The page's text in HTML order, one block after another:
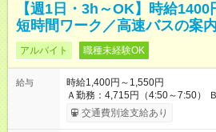
【週1日・3h～OK】時給
短時間ワーク／高速バスの案
アルバイト 職種未経験OK
給与
時給1,400円～1,550円
Ａ勤務：4,715円（4:50～7:50）
8:15） Ｃ勤務：4,200円（7:50～10:50） ◆交通費規
勤務：1,000円 Ｂ、Ｃ勤務：800円
交通費別途支給あり